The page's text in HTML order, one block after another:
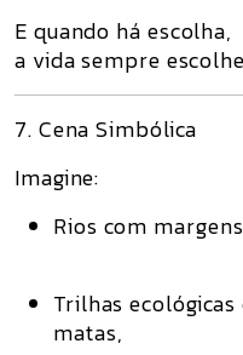
E quando há escolha,
a vida sempre escolhe
7. Cena Simbólica
Imagine:
Rios com
Trilhas
matas,